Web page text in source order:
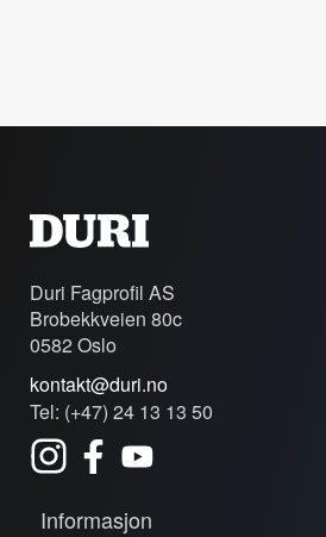
Duri Fagprofil AS
Brobekkveien 80c
0582 Oslo
kontakt@duri.no
Tel: (+47) 24 13 13 50
Informasjon